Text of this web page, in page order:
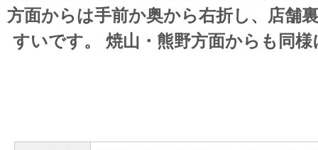
方面からは手前か奥から右折し、店舗
すいです。 焼山・熊野方面からも同